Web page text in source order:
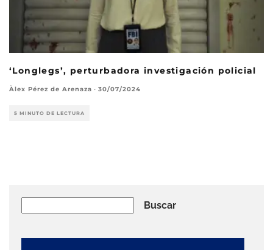
‘Longlegs’, perturbadora investigación policial
Àlex Pérez de Arenaza · 30/07/2024
5 MINUTO DE LECTURA
Buscar